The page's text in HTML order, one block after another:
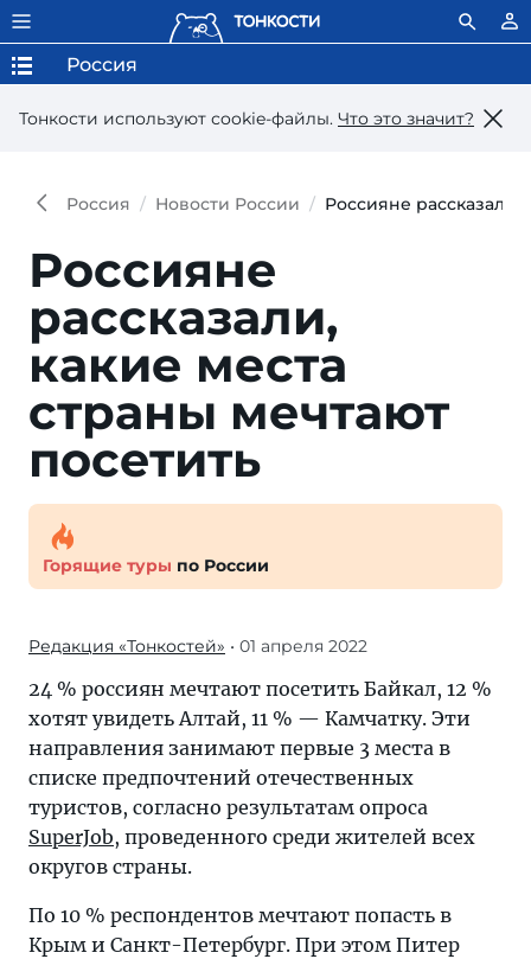
Тонкости используют сookie-файлы. Что это значит?
Россия
Россия Новости России Россияне рассказали,
Россияне
рассказали,
какие места
страны мечтают
посетить
Горящие туры по России
Редакция «Тонкостей» • 01 апреля 2022
24 % россиян мечтают посетить Байкал, 12 %
хотят увидеть Алтай, 11 % — Камчатку. Эти
направления занимают первые 3 места в
списке предпочтений отечественных
туристов, согласно результатам опроса
SuperJob, проведенного среди жителей всех
округов страны.
По 10 % респондентов мечтают попасть в
Крым и Санкт-Петербург. При этом Питер